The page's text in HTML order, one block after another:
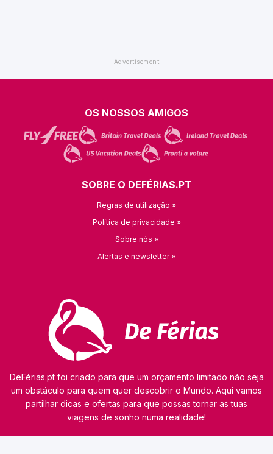
DeFérias.pt foi criado para que um orçamento limitado não seja
um obstáculo para quem quer descobrir o Mundo. Aqui vamos
partilhar dicas e ofertas para que possas tornar as tuas
viagens de sonho numa realidade!
© 2026 kamaviNET sp. z o.o.
OS NOSSOS AMIGOS
SOBRE O DEFÉRIAS.PT
Regras de utilização »
Política de privacidade »
Sobre nós »
Alertas e newsletter »